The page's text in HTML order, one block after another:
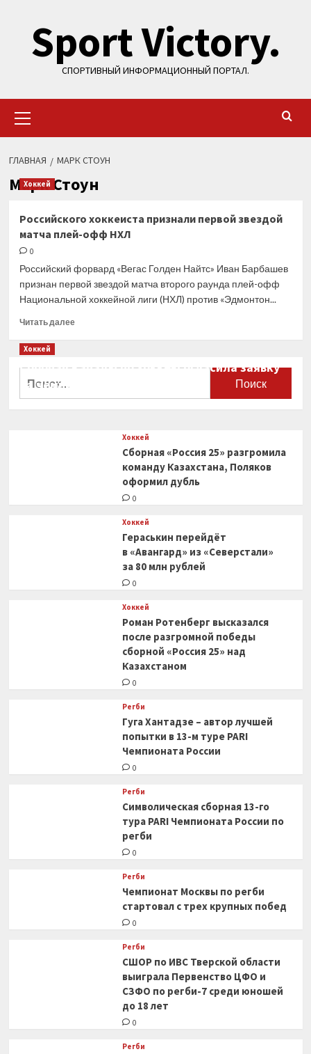
содержимому
Sport Victory.
СПОРТИВНЫЙ ИНФОРМАЦИОННЫЙ ПОРТАЛ.
меню
ГЛАВНАЯ МАРК СТОУН
Марк Стоун
Хоккей
Российского хоккеиста признали первой звездой
матча плей-офф НХЛ
0
Российский форвард «Вегас Голден Найтс» Иван Барбашев
признан первой звездой матча второго раунда плей-офф
Национальной хоккейной лиги (НХЛ) против «Эдмонтон...
Читать далееПрочитать
первой
Хоккей
Сборная Канады по хоккею огласила заявку
на чемпионат мира
Хоккей
Сборная «Россия 25» разгромила
команду Казахстана, Поляков
оформил дубль
0
Хоккей
Гераськин перейдёт
в «Авангард» из «Северстали»
за 80 млн рублей
0
Хоккей
Роман Ротенберг высказался
после разгромной победы
сборной «Россия 25» над
Казахстаном
0
Регби
Гуга Хантадзе – автор лучшей
попытки в 13-м туре PARI
Чемпионата России
0
Регби
Символическая сборная 13-го
тура PARI Чемпионата России по
регби
0
Регби
Чемпионат Москвы по регби
стартовал с трех крупных побед
0
Регби
СШОР по ИВС Тверской области
выиграла Первенство ЦФО и
СЗФО по регби-7 среди юношей
до 18 лет
0
Регби